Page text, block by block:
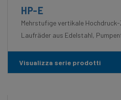
HP-E
Mehrstufige vertikale
Laufräder aus Edelstahl,
Visualizza serie prodotti